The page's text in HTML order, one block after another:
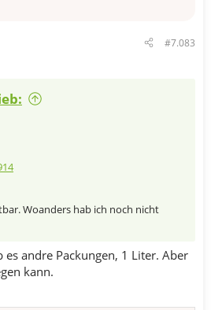
#7.083
Woanders hab ich noch nicht
andre Packungen, 1 Liter. Aber
kann.